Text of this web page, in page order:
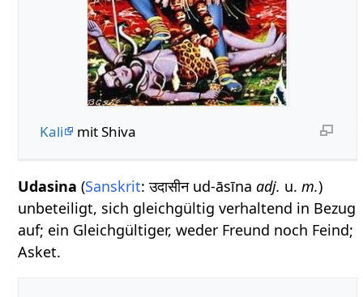
Kali mit Shiva
Udasina (Sanskrit: उदासीन ud-āsīnaadj. u.m.)
unbeteiligt, sich gleichgültig verhaltend in Bezug
auf; ein Gleichgültiger, weder Freund noch Feind;
Asket.